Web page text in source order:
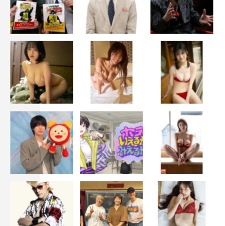
MC：タイムマシーン3号（山本浩司、関太）
ゲスト：GinyuforcE
番組サイト： https://s.mxtv.jp/variety/ikedan_max/
TOKYO MX FES.2019 vol.2「イケダンMAXのつなげる つ
なげる つなげる」：https://s.mxtv.jp/tokyomx_fes2019_2/
イケダンMAX タイムマシーン3号
安井謙太郎 森田美勇人 真田佑馬